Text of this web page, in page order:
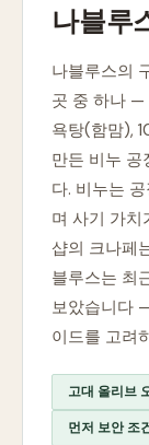
나블루
나블루스의
곳 중 하나 —
욕탕(함맘),
만든 비누 공
다. 비누는
며 사기 가치
샵의 크나페
블루스는 최
보았습니다
이드를 고려
고대 올리브
먼저 보안 조